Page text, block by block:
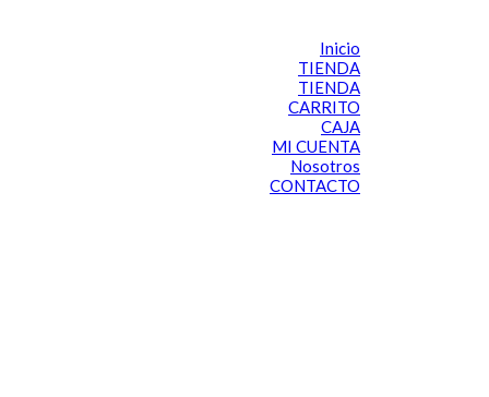
Inicio
TIENDA
TIENDA
CARRITO
CAJA
MI CUENTA
Nosotros
CONTACTO